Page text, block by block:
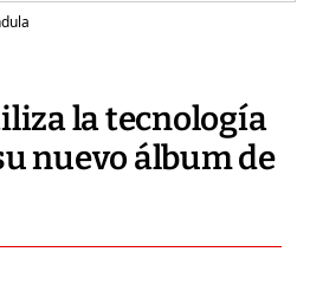
la tecnología
nuevo álbum de